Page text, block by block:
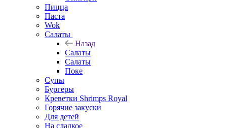
Пицца
Паста
Wok
Салаты
Назад
Салаты
Салаты
Поке
Супы
Бургеры
Креветки Shrimps Royal
Горячие закуски
Для детей
На сладкое